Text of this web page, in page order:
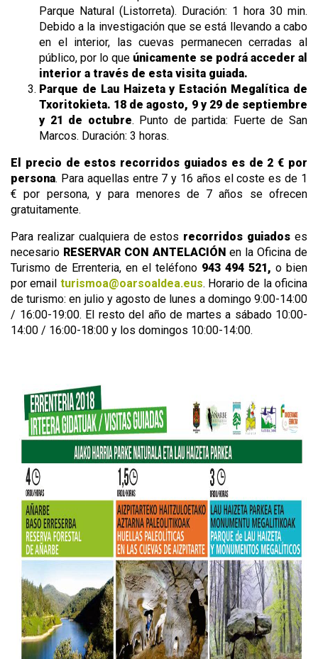
Parque Natural (Listorreta). Duración: 1 hora 30 min.
Debido a la investigación que se está llevando a cabo
en el interior, las cuevas permanecen cerradas al
público, por lo que únicamente se podrá acceder al
interior a través de esta visita guiada.
Parque de Lau Haizeta y Estación Megalítica de
Txoritokieta. 18 de agosto, 9 y 29 de septiembre
y 21 de octubre. Punto de partida: Fuerte de San
Marcos. Duración: 3 horas.
El precio de estos recorridos guiados es de 2 € por
persona. Para aquellas entre 7 y 16 años el coste es de 1
€ por persona, y para menores de 7 años se ofrecen
gratuitamente.
Para realizar cualquiera de estos recorridos guiados es
necesario RESERVAR CON ANTELACIÓN en la Oficina de
Turismo de Errenteria, en el teléfono 943 494 521, o bien
por email turismoa@oarsoaldea.eus. Horario de la oficina
de turismo: en julio y agosto de lunes a domingo 9:00-14:00
/ 16:00-19:00. El resto del año de martes a sábado 10:00-
14:00 / 16:00-18:00 y los domingos 10:00-14:00.